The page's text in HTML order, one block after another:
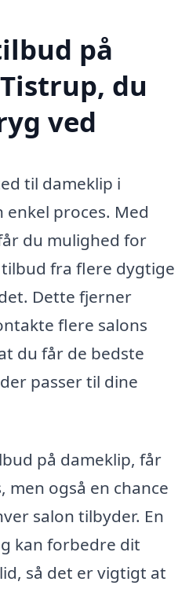
på
du
ved
til dameklip i
proces. Med
du mulighed for
fra flere dygtige
Dette fjerner
flere salons
du får de bedste
passer til dine
på dameklip, får
men også en chance
salon tilbyder. En
kan forbedre dit
så det er vigtigt at